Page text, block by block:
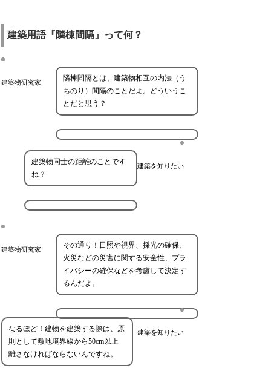
建築用語『隣棟間隔』って何？
建築物研究家
隣棟間隔とは、建築物相互の内法（う
ちのり）間隔のことだよ。どういうこ
とだと思う？
建築を知りたい
建築物同士の距離のことです
ね？
建築物研究家
その通り！日照や視界、採光の確保、
火災などの災害に関する安全性、プラ
イバシーの確保などを考慮して決定す
るんだよ。
建築を知りたい
なるほど！建物を建築する際は、原
則として敷地境界線から50cm以上
離さなければならないんですね。